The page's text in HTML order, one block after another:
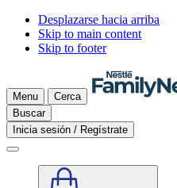
Desplazarse hacia arriba
Skip to main content
Skip to footer
Menu
Cerca
Buscar
Inicia sesión / Regístrate